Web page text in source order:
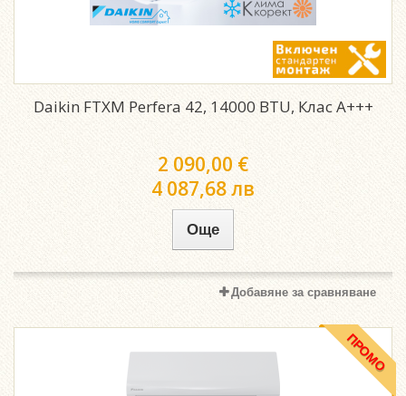
Daikin FTXM Perfera 42, 14000 BTU, Клас A+++
2 090,00 €
4 087,68 лв
Още
Добавяне за сравняване
ПРОМО